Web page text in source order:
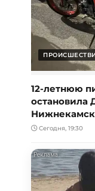
12-летнюю
остановила
Сегодня, 19:30